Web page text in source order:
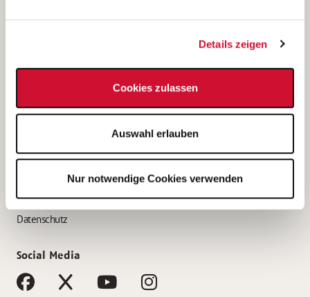
Details zeigen
Cookies zulassen
Auswahl erlauben
Nur notwendige Cookies verwenden
Bewerbung als Altenpflegehelfer*in
Bewerbung als Erzieher*in
AWO Gliederungen nach Bundesland
Impressum
Datenschutz
Social Media